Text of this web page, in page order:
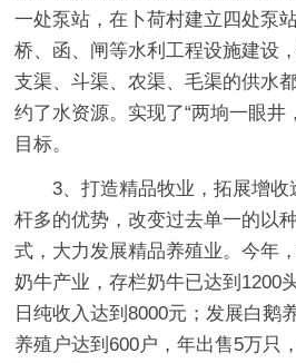
一处泵站，在卜荷村建立四处泵
桥、函、闸等水利工程设施建设
支渠、斗渠、农渠、毛渠的供水
约了水资源。实现了“两垧一眼井
目标。
3、打造精品牧业，拓展增
杆多的优势，改变过去单一的以
式，大力发展精品养殖业。今年
奶牛产业，存栏奶牛已达到1200
日纯收入达到8000元；发展白鹅
养殖户达到600户，年出售5万只